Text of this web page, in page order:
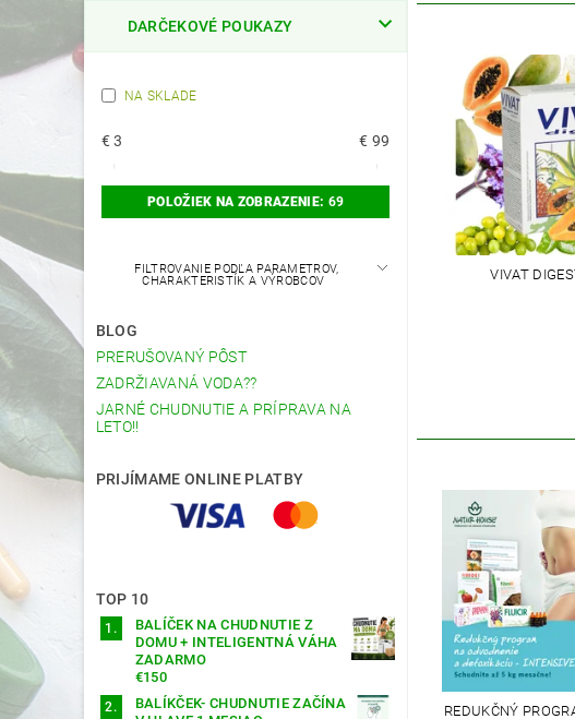
DARČEKOVÉ POUKAZY
NA SKLADE
€3 € 99
POLOŽIEK NA ZOBRAZENIE: 69
FILTROVANIE PODĽA PARAMETROV,
CHARAKTERISTÍK A VÝROBCOV
BLOG
PRERUŠOVANÝ PÔST
ZADRŽIAVANÁ VODA??
JARNÉ CHUDNUTIE A PRÍPRAVA NA
LETO!!
PRIJÍMAME ONLINE PLATBY
TOP 10
BALÍČEK NA CHUDNUTIE Z
DOMU + INTELIGENTNÁ VÁHA
ZADARMO
€150
BALÍKČEK- CHUDNUTIE ZAČÍNA
VIVAT
REDUKČNÝ